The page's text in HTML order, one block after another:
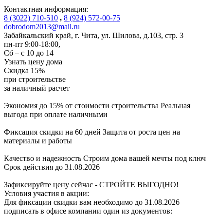
Контактная информация:
8 (3022) 710-510 , 8 (924) 572-00-75
dobrodom2013@mail.ru
Забайкальский край, г. Чита, ул. Шилова, д.103, стр. 3
пн-пт 9:00-18:00,
Сб – с 10 до 14
Узнать цену дома
Скидка 15%
при строительстве
за наличный расчет
Экономия до 15% от стоимости строительства Реальная
выгода при оплате наличными
Фиксация скидки на 60 дней Защита от роста цен на
материалы и работы
Качество и надежность Строим дома вашей мечты под ключ
Срок действия до 31.08.2026
Зафиксируйте цену сейчас - СТРОЙТЕ ВЫГОДНО!
Условия участия в акции:
Для фиксации скидки вам необходимо до 31.08.2026
подписать в офисе компании один из документов: